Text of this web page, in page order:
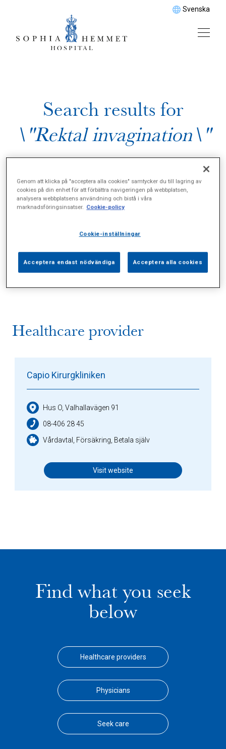
Svenska
Search results for
\"Rektal invagination\"
Alla (1) Vårdgivare (1) Specialister (0)
Sidor (0) Press (0) Sophianytt (0)
Healthcare provider
Capio Kirurgkliniken
Hus O, Valhallavägen 91
08-406 28 45
Vårdavtal, Försäkring, Betala själv
Visit website
Find what you seek
below
Healthcare providers
Physicians
Seek care
Genom att klicka på "acceptera alla cookies" samtycker du till lagring av
cookies på din enhet för att förbättra navigeringen på webbplatsen,
analysera webbplatsens användning och bistå i våra
marknadsföringsinsatser. Cookie-policy
Cookie-inställningar
Acceptera endast nödvändiga Acceptera alla cookies